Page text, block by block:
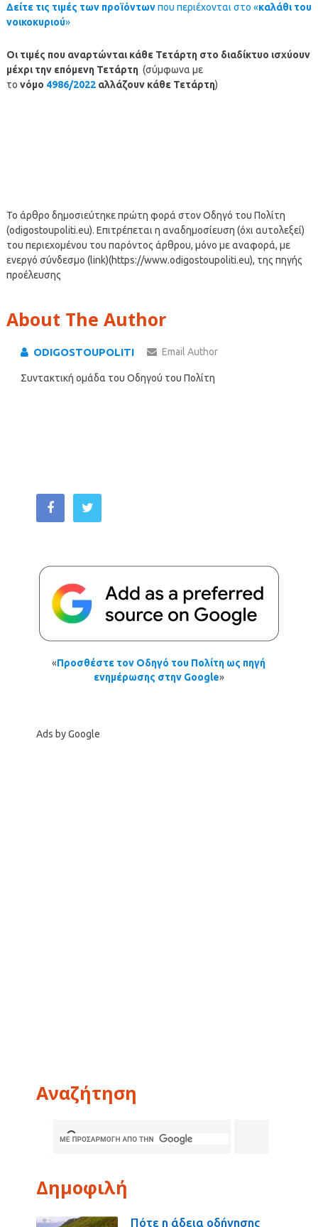
Δείτε τις τιμές των προϊόντωνπου περιέχονται στο «καλάθι του
νοικοκυριού»
Οι τιμές που αναρτώνται κάθε Τετάρτη στο διαδίκτυο ισχύουν
μέχρι την επόμενη Τετάρτη (σύμφωνα με
το νόμο 4986/2022 αλλάζουν κάθε Τετάρτη)
Το άρθρο δημοσιεύτηκε πρώτη φορά στον Οδηγό του Πολίτη
(odigostoupoliti.eu). Επιτρέπεται η αναδημοσίευση (όχι αυτολεξεί)
του περιεχομένου του παρόντος άρθρου, μόνο με αναφορά, με
ενεργό σύνδεσμο (link)(https://www.odigostoupoliti.eu), της πηγής
προέλευσης
About The Author
ODIGOSTOUPOLITI Email Author
Συντακτική ομάδα του Οδηγού του Πολίτη
«Προσθέστε τον Οδηγό του Πολίτη ως πηγή
ενημέρωσης στην Google»
Ads by Google
Αναζήτηση
Δημοφιλή
Πότε η άδεια οδήγησης